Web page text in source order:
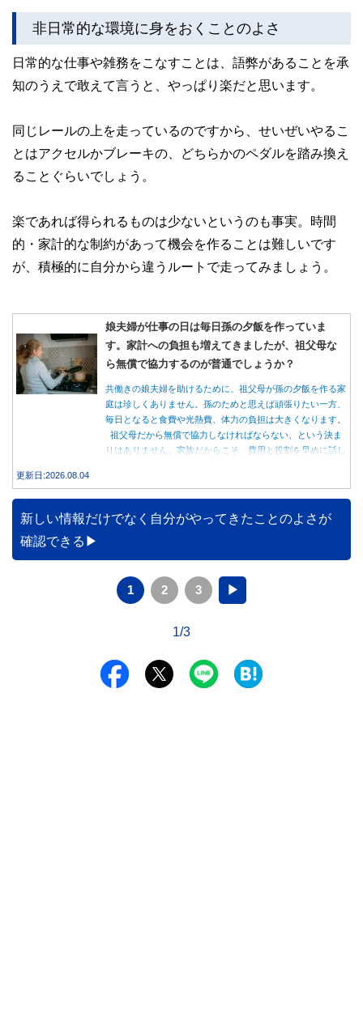
非日常的な環境に身をおくことのよさ
日常的な仕事や雑務をこなすことは、語弊があることを承
知のうえで敢えて言うと、やっぱり楽だと思います。
同じレールの上を走っているのですから、せいぜいやるこ
とはアクセルかブレーキの、どちらかのペダルを踏み換え
ることぐらいでしょう。
楽であれば得られるものは少ないというのも事実。時間
的・家計的な制約があって機会を作ることは難しいです
が、積極的に自分から違うルートで走ってみましょう。
娘夫婦が仕事の日は毎日孫の夕飯を作っていま
す。家計への負担も増えてきましたが、祖父母な
ら無償で協力するのが普通でしょうか？
共働きの娘夫婦を助けるために、祖父母が孫の夕飯を作る家
庭は珍しくありません。孫のためと思えば頑張りたい一方、
毎日となると食費や光熱費、体力の負担は大きくなります。
祖父母だから無償で協力しなければならない、という決ま
りはありません。家族だからこそ、費用と役割を早めに話し
更新日:2026.08.04
新しい情報だけでなく自分がやってきたことのよさが
確認できる
1 2 3 ▶
1/3